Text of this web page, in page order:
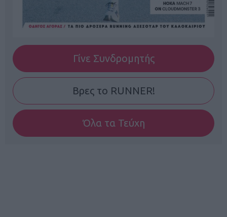
Γίνε Συνδρομητής
Βρες το RUNNER!
Όλα τα Τεύχη